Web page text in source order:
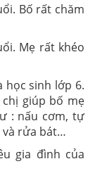
Bố rất chăm
Mẹ rất khéo
học sinh lớp 6.
giúp bố mẹ
: nấu cơm, tự
và rửa bát…
gia đình của